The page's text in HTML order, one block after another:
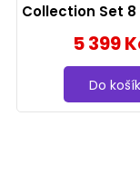
Collection Set 8
5 399
Do